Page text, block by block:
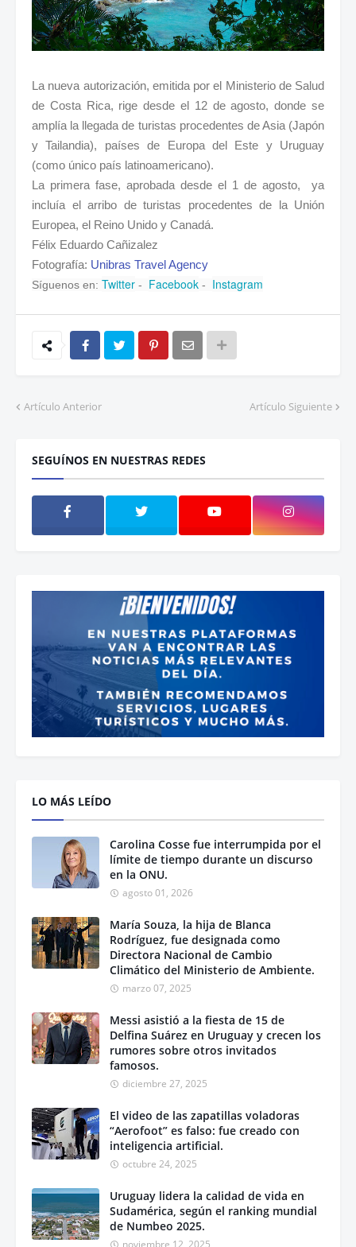
La nueva autorización, emitida por el Ministerio de Salud
de Costa Rica, rige desde el 12 de agosto, donde se
amplía la llegada de turistas procedentes de Asia (Japón
y Tailandia), países de Europa del Este y Uruguay
(como único país latinoamericano).
La primera fase, aprobada desde el 1 de agosto, ya
incluía el arribo de turistas procedentes de la Unión
Europea, el Reino Unido y Canadá.
Félix Eduardo Cañizalez
Fotografía: Unibras Travel Agency
Síguenos en: Twitter - Facebook - Instagram
Artículo Anterior Artículo Siguiente
SEGUÍNOS EN NUESTRAS REDES
LO MÁS LEÍDO
Carolina Cosse fue interrumpida por el
límite de tiempo durante un discurso
en la ONU.
agosto 01, 2026
María Souza, la hija de Blanca
Rodríguez, fue designada como
Directora Nacional de Cambio
Climático del Ministerio de Ambiente.
marzo 07, 2025
Messi asistió a la fiesta de 15 de
Delfina Suárez en Uruguay y crecen los
rumores sobre otros invitados
famosos.
diciembre 27, 2025
El video de las zapatillas voladoras
“Aerofoot” es falso: fue creado con
inteligencia artificial.
octubre 24, 2025
Uruguay lidera la calidad de vida en
Sudamérica, según el ranking mundial
de Numbeo 2025.
noviembre 12, 2025